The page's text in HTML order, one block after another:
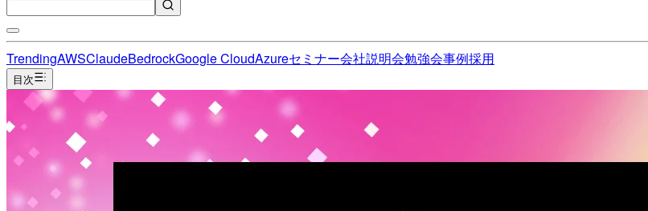
TrendingAWSClaudeBedrockGoogle CloudAzureセミナー会社説明会勉強会事例採用
目次